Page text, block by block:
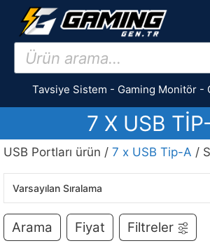
İçeriğe
Products
search
Tavsiye Sistem - Gaming Monitör -
7 X USB
USB Portları ürün / 7 x USB Tip-A /
Arama Fiyat Filtreler